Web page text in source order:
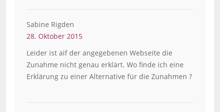
Sabine Rigden
28. Oktober 2015
Leider ist aif der angegebenen Webseite die
Zunahme nicht genau erklärt. Wo finde ich eine
Erklärung zu einer Alternative für die Zunahmen ?